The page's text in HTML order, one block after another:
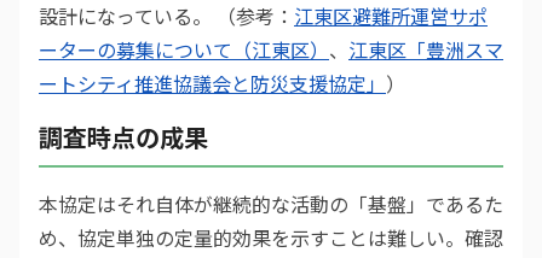
設計になっている。 （参考： 江東区避難所運営サポ
ーターの募集について（江東区） 、 江東区「豊洲スマ
ートシティ推進協議会と防災支援協定」 ）
調査時点の成果
本協定はそれ自体が継続的な活動の「基盤」であるた
め、協定単独の定量的効果を示すことは難しい。確認